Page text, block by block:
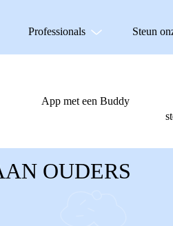
Professionals Steun
App met een Buddy
OUDERS